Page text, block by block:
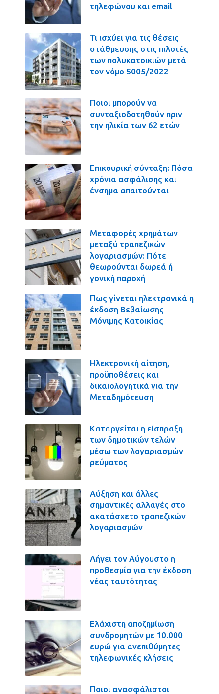
τηλεφώνου και email
Τι ισχύει για τις θέσεις
στάθμευσης στις πιλοτές
των πολυκατοικιών μετά
τον νόμο 5005/2022
Ποιοι μπορούν να
συνταξιοδοτηθούν πριν
την ηλικία των 62 ετών
Επικουρική σύνταξη: Πόσα
χρόνια ασφάλισης και
ένσημα απαιτούνται
Μεταφορές χρημάτων
μεταξύ τραπεζικών
λογαριασμών: Πότε
θεωρούνται δωρεά ή
γονική παροχή
Πως γίνεται ηλεκτρονικά η
έκδοση Βεβαίωσης
Μόνιμης Κατοικίας
Ηλεκτρονική αίτηση,
προϋποθέσεις και
δικαιολογητικά για την
Μεταδημότευση
Καταργείται η είσπραξη
των δημοτικών τελών
μέσω των λογαριασμών
ρεύματος
Αύξηση και άλλες
σημαντικές αλλαγές στο
ακατάσχετο τραπεζικών
λογαριασμών
Λήγει τον Αύγουστο η
προθεσμία για την έκδοση
νέας ταυτότητας
Ελάχιστη αποζημίωση
συνδρομητών με 10.000
ευρώ για ανεπιθύμητες
τηλεφωνικές κλήσεις
Ποιοι ανασφάλιστοι